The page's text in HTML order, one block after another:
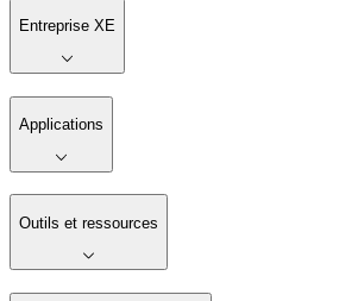
Entreprise XE
Applications
Outils et ressources